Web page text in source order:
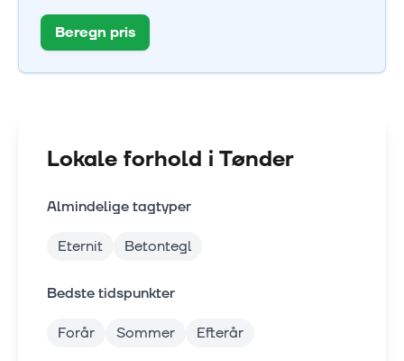
Beregn pris
Lokale forhold i Tønder
Almindelige tagtyper
Eternit
Betontegl
Bedste tidspunkter
Forår
Sommer Efterår